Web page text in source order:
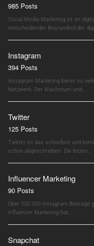
985 Posts
Social Media Marketing ist im
entscheidender Bestandteil der
Instagram
394 Posts
Instagram Marketing bietet so
Netzwerk. Der Wachstum und…
Twitter
125 Posts
Twitter ist das schnellste und
schon abgeschrieben. Die letzen…
Influencer Marketing
90 Posts
Über 500.000 Instagram Beiträge
Influencer Marketing hat…
Snapchat